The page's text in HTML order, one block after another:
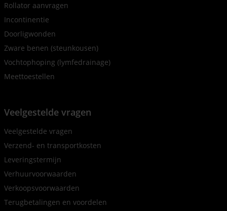
Rollator aanvragen
Incontinentie
Doorligwonden
Zware benen (steunkousen)
Vochtophoping (lymfedrainage)
Meettoestellen
Veelgestelde vragen
Veelgestelde vragen
Verzend- en transportkosten
Leveringstermijn
Verhuurvoorwaarden
Verkoopsvoorwaarden
Terugbetalingen en voordelen